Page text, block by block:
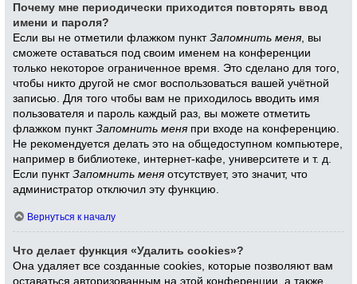
Почему мне периодически приходится повторять ввод
имени и пароля?
Если вы не отметили флажком пунктЗапомнить меня , вы
сможете оставаться под своим именем на конференции
только некоторое ограниченное время. Это сделано для того,
чтобы никто другой не смог воспользоваться вашей учётной
записью. Для того чтобы вам не приходилось вводить имя
пользователя и пароль каждый раз, вы можете отметить
флажком пунктЗапомнить меня при входе на конференцию.
Не рекомендуется делать это на общедоступном компьютере,
например в библиотеке, интернет-кафе, университете и т. д.
Если пунктЗапомнить меня отсутствует, это значит, что
администратор отключил эту функцию.
Вернуться к началу
Что делает функция «Удалить cookies»?
Она удаляет все созданные cookies, которые позволяют вам
оставаться авторизованным на этой конференции, а также